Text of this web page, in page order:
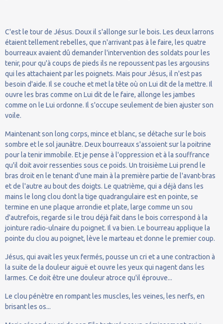
C'est le tour de Jésus. Doux il s'allonge sur le bois. Les deux larrons
étaient tellement rebelles, que n'arrivant pas à le faire, les quatre
bourreaux avaient dû demander l'intervention des soldats pour les
tenir, pour qu'à coups de pieds ils ne repoussent pas les argousins
qui les attachaient par les poignets. Mais pour Jésus, il n'est pas
besoin d'aide. Il se couche et met la tête où on Lui dit de la mettre. Il
ouvre les bras comme on Lui dit de le faire, allonge les jambes
comme on le Lui ordonne. Il s'occupe seulement de bien ajuster son
voile.
Maintenant son long corps, mince et blanc, se détache sur le bois
sombre et le sol jaunâtre. Deux bourreaux s'assoient sur la poitrine
pour la tenir immobile. Et je pense à l'oppression et à la souffrance
qu'il doit avoir ressenties sous ce poids. Un troisième Lui prend le
bras droit en le tenant d'une main à la première partie de l'avant-bras
et de l'autre au bout des doigts. Le quatrième, qui a déjà dans les
mains le long clou dont la tige quadrangulaire est en pointe, se
termine en une plaque arrondie et plate, large comme un sou
d'autrefois, regarde si le trou déjà fait dans le bois correspond à la
jointure radio-ulnaire du poignet. Il va bien. Le bourreau applique la
pointe du clou au poignet, lève le marteau et donne le premier coup.
Jésus, qui avait les yeux fermés, pousse un cri et a une contraction à
la suite de la douleur aiguë et ouvre les yeux qui nagent dans les
larmes. Ce doit être une douleur atroce qu'il éprouve...
Le clou pénètre en rompant les muscles, les veines, les nerfs, en
brisant les os...